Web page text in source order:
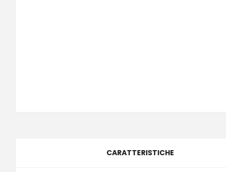
CARATTERISTICHE